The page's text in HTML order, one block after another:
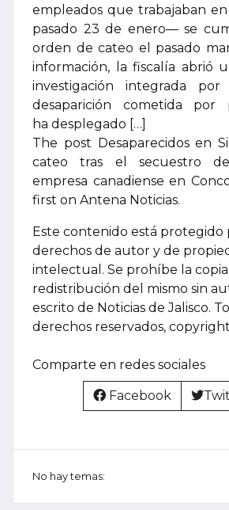
empleados que trabajaban
pasado 23 de enero— se
orden de cateo el pasado
información, la fiscalía abrió
investigación integrada
desaparición cometida por
ha desplegado […]
The post Desaparecidos en
cateo tras el secuestro
empresa canadiense en
first on Antena Noticias.
Este contenido está protegido
derechos de autor y de
intelectual. Se prohíbe la
redistribución del mismo sin
escrito de Noticias de Jalisco.
derechos reservados,
Comparte en redes sociales
Facebook
No hay temas: